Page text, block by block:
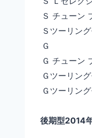
Ｓ チューン
Ｓツーリン
Ｇ
Ｇ チューン
Ｇツーリン
Ｇツーリン
後期型2014